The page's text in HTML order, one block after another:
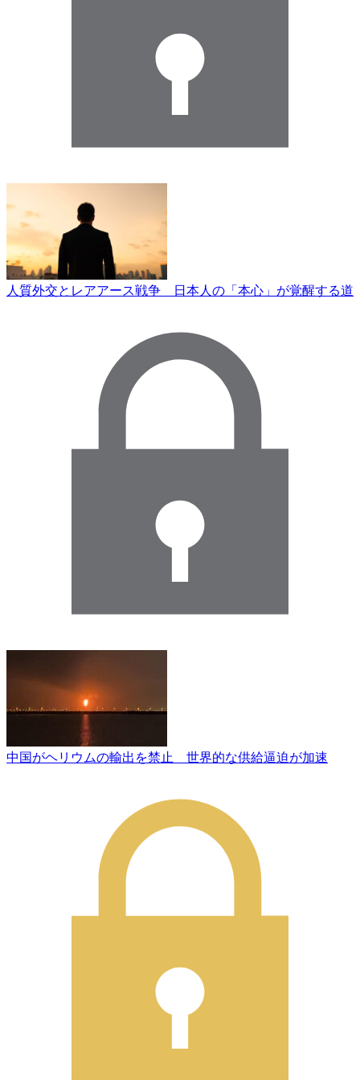
人質外交とレアアース戦争 日本人の「本心」が覚醒する道
中国がヘリウムの輸出を禁止 世界的な供給逼迫が加速